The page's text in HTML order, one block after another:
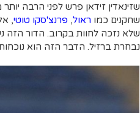
שזינאדין זידאן פרש לפני הרבה יותר מ-14 שנים. שחקני
שחקנים כמו ראול, פרנצ'סקו טוטי,
שלא נזכה לחוות בקרוב. הדור
נבחרת ברזיל. הדבר הזה הוא